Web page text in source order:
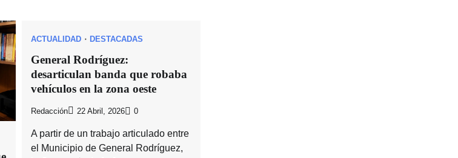
ACTUALIDAD DESTACADAS
General Rodríguez:
desarticulan banda que robaba
vehículos en la zona oeste
Redacción 22 Abril, 2026 0
A partir de un trabajo articulado entre
el Municipio de General Rodríguez,